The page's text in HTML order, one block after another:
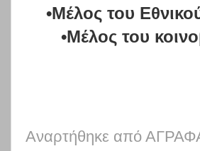
•Μέλος του
•Μέλος του
Αναρτήθηκε από